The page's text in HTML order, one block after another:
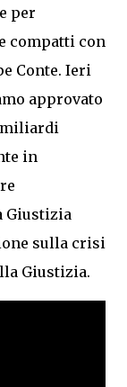
per
compatti con
Conte. Ieri
approvato
miliardi
in
Giustizia
sulla crisi
Giustizia.